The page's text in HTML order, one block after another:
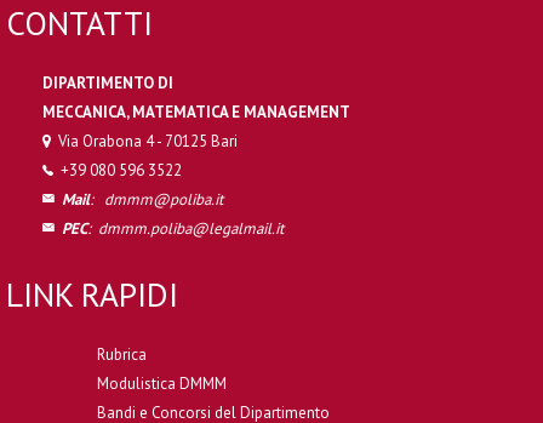
CONTATTI
DIPARTIMENTO DI
MECCANICA, MATEMATICA E MANAGEMENT
Via Orabona 4 - 70125 Bari
+39 080 596 3522
Mail: dmmm@poliba.it
PEC: dmmm.poliba@legalmail.it
LINK RAPIDI
Rubrica
Modulistica DMMM
Bandi e Concorsi del Dipartimento